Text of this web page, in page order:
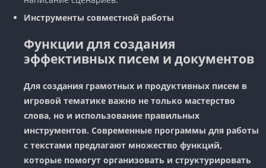
Инструменты совместной работы
Функции для создания
эффективных писем и документов
Для создания грамотных и продуктивных писем в
игровой тематике важно не только мастерство
слова, но и использование правильных
инструментов. Современные программы для работы
с текстами предлагают множество функций,
которые помогут организовать и структурировать